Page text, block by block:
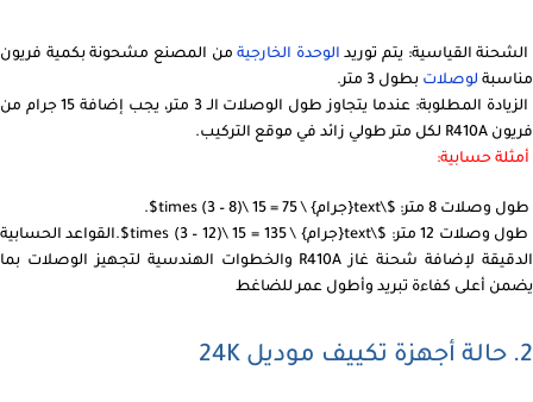
الشحنة القياسية: يتم توريد الوحدة الخارجية من المصنع مشحونة بكمية فريون
مناسبة لوصلات بطول 3 متر.
الزيادة المطلوبة: عندما يتجاوز طول الوصلات الـ 3 متر، يجب إضافة 15 جرام من
فريون R410A لكل متر طولي زائد في موقع التركيب.
أمثلة حسابية:
طول وصلات 8 متر: $\text{جرام} \ 75 = 15 \times (3 – 8)$.
طول وصلات 12 متر: $\text{جرام} \ 135 = 15 \times (3 – 12)$.القواعد الحسابية
الدقيقة لإضافة شحنة غاز R410A والخطوات الهندسية لتجهيز الوصلات بما
يضمن أعلى كفاءة تبريد وأطول عمر للضاغط
2. حالة أجهزة تكييف موديل 24K